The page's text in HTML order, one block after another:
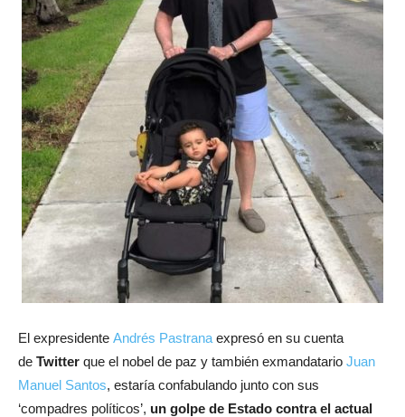
El expresidente Andrés Pastrana expresó en su cuenta
de Twitter que el nobel de paz y también exmandatario Juan
Manuel Santos, estaría confabulando junto con sus
‘compadres políticos’, un golpe de Estado contra el actual